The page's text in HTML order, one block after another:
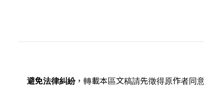
避免法律糾紛，轉載本區文稿請先徵得原作者同意